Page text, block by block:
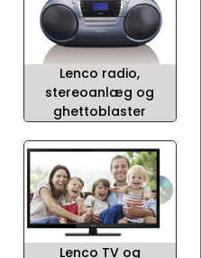
Lenco radio,
stereoanlæg og
ghettoblaster
Lenco TV og